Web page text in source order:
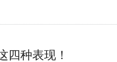
四种表现！